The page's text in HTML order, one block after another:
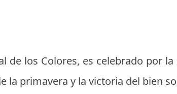
de los Colores, es celebrado por
la primavera y la victoria del bien